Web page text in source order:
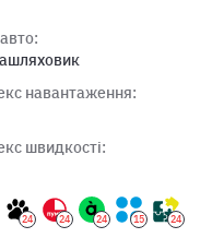
навантаження:
швидкості:
24 24 24 15 24